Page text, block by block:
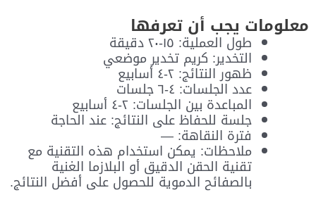
معلومات يجب أن تعرفها
طول العملية: ١٥-٢٠ دقيقة
التخدير: كريم تخدير موضعي
ظهور النتائج: ٢-٤ أسابيع
عدد الجلسات: ٤-٦ جلسات
المباعدة بين الجلسات: ٢-٤ أسابيع
جلسة للحفاظ على النتائج: عند الحاجة
فترة النقاهة: —
ملاحظات: يمكن استخدام هذه التقنية مع
تقنية الحقن الدقيق أو البلازما الغنية
بالصفائح الدموية للحصول على أفضل النتائج.